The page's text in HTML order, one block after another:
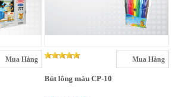
Mua Hàng Mua Hàng
Bút lông màu CP-10